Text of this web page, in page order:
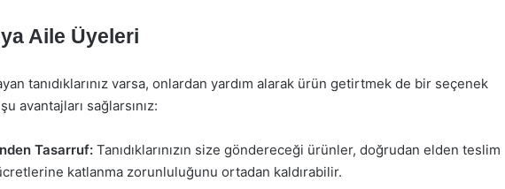
Aile Üyeleri
tanıdıklarınız varsa, onlardan yardım alarak ürün getirtmek de bir seçenek
avantajları sağlarsınız:
Tasarruf: Tanıdıklarınızın size göndereceği ürünler, doğrudan elden teslim
katlanma zorunluluğunu ortadan kaldırabilir.